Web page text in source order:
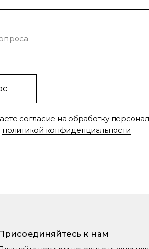
согласие на обработку
политикой конфиденциальности
Присоединяйтесь к нам